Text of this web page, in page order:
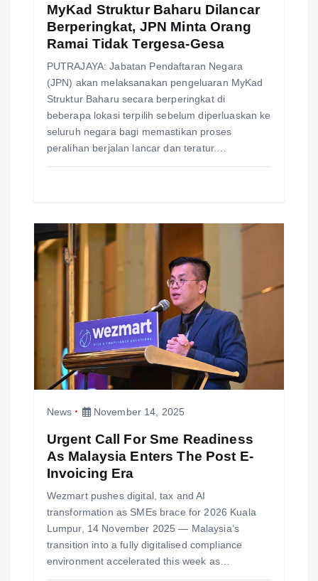
MyKad Struktur Baharu Dilancar
Berperingkat, JPN Minta Orang
Ramai Tidak Tergesa-Gesa
PUTRAJAYA: Jabatan Pendaftaran Negara
(JPN) akan melaksanakan pengeluaran MyKad
Struktur Baharu secara berperingkat di
beberapa lokasi terpilih sebelum diperluaskan ke
seluruh negara bagi memastikan proses
peralihan berjalan lancar dan teratur.…
News November 14, 2025
Urgent Call For Sme Readiness
As Malaysia Enters The Post E-
Invoicing Era
Wezmart pushes digital, tax and AI
transformation as SMEs brace for 2026 Kuala
Lumpur, 14 November 2025 — Malaysia’s
transition into a fully digitalised compliance
environment accelerated this week as…